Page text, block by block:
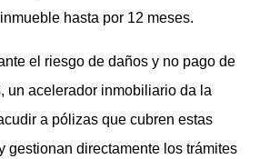
hasta por 12 meses.
el riesgo de daños y no pago de
un acelerador inmobiliario da la
a pólizas que cubren estas
gestionan directamente los trámites